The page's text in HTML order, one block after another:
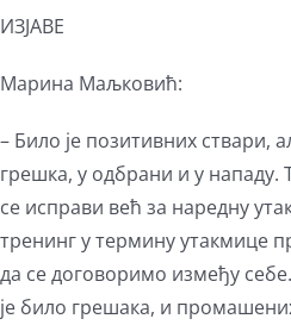
ИЗЈАВЕ
Марина Маљковић:
– Било је позитивних ствари,
грешка, у одбрани и у
се исправи већ за наредну
тренинг у термину утакмице
да се договоримо између
је било грешака, и